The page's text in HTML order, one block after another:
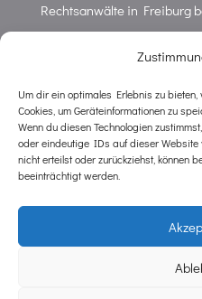
Um dir ein optimales Erlebnis zu
Cookies, um Geräteinformationen zu
Wenn du diesen Technologien
oder eindeutige IDs auf dieser Website
nicht erteilst oder zurückziehst, können
beeinträchtigt werden.
Rechtsanwälte in Freiburg
KONTAKT
Anwaltsbüro im Hegarhaus
Wilhelmstr. 10
Tel. NOTFALL Strafrecht